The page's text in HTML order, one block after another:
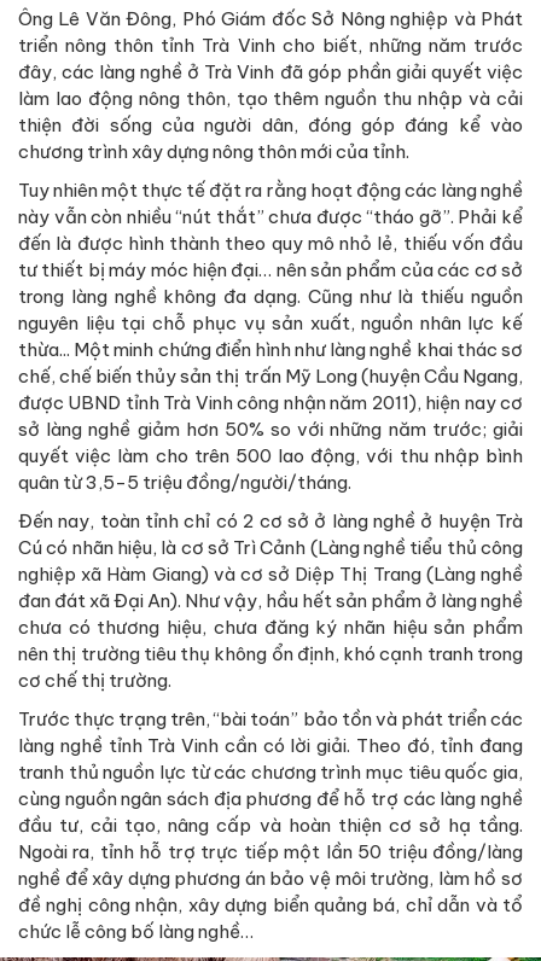
Ông Lê Văn Đông, Phó Giám đốc Sở Nông nghiệp và Phát
triển nông thôn tỉnh Trà Vinh cho biết, những năm trước
đây, các làng nghề ở Trà Vinh đã góp phần giải quyết việc
làm lao động nông thôn, tạo thêm nguồn thu nhập và cải
thiện đời sống của người dân, đóng góp đáng kể vào
chương trình xây dựng nông thôn mới của tỉnh.
Tuy nhiên một thực tế đặt ra rằng hoạt động các làng nghề
này vẫn còn nhiều “nút thắt” chưa được “tháo gỡ”. Phải kể
đến là được hình thành theo quy mô nhỏ lẻ, thiếu vốn đầu
tư thiết bị máy móc hiện đại… nên sản phẩm của các cơ sở
trong làng nghề không đa dạng. Cũng như là thiếu nguồn
nguyên liệu tại chỗ phục vụ sản xuất, nguồn nhân lực kế
thừa... Một minh chứng điển hình như làng nghề khai thác sơ
chế, chế biến thủy sản thị trấn Mỹ Long (huyện Cầu Ngang,
được UBND tỉnh Trà Vinh công nhận năm 2011), hiện nay cơ
sở làng nghề giảm hơn 50% so với những năm trước; giải
quyết việc làm cho trên 500 lao động, với thu nhập bình
quân từ 3,5-5 triệu đồng/người/tháng.
Đến nay, toàn tỉnh chỉ có 2 cơ sở ở làng nghề ở huyện Trà
Cú có nhãn hiệu, là cơ sở Trì Cảnh (Làng nghề tiểu thủ công
nghiệp xã Hàm Giang) và cơ sở Diệp Thị Trang (Làng nghề
đan đát xã Đại An). Như vậy, hầu hết sản phẩm ở làng nghề
chưa có thương hiệu, chưa đăng ký nhãn hiệu sản phẩm
nên thị trường tiêu thụ không ổn định, khó cạnh tranh trong
cơ chế thị trường.
Trước thực trạng trên, “bài toán” bảo tồn và phát triển các
làng nghề tỉnh Trà Vinh cần có lời giải. Theo đó, tỉnh đang
tranh thủ nguồn lực từ các chương trình mục tiêu quốc gia,
cùng nguồn ngân sách địa phương để hỗ trợ các làng nghề
đầu tư, cải tạo, nâng cấp và hoàn thiện cơ sở hạ tầng.
Ngoài ra, tỉnh hỗ trợ trực tiếp một lần 50 triệu đồng/làng
nghề để xây dựng phương án bảo vệ môi trường, làm hồ sơ
đề nghị công nhận, xây dựng biển quảng bá, chỉ dẫn và tổ
chức lễ công bố làng nghề…